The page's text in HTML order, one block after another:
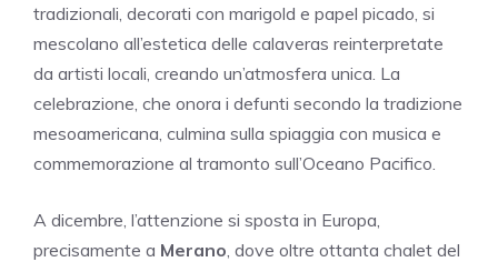
tradizionali, decorati con marigold e papel picado, si
mescolano all’estetica delle calaveras reinterpretate
da artisti locali, creando un’atmosfera unica. La
celebrazione, che onora i defunti secondo la tradizione
mesoamericana, culmina sulla spiaggia con musica e
commemorazione al tramonto sull’Oceano Pacifico.
A dicembre, l’attenzione si sposta in Europa,
precisamente a Merano , dove oltre ottanta chalet del